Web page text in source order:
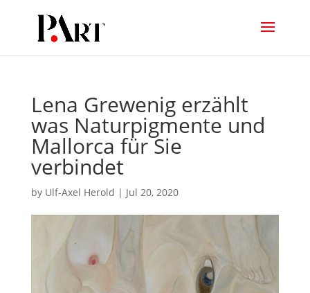
Lena Grewenig erzählt
was Naturpigmente und
Mallorca für Sie
verbindet
by Ulf-Axel Herold | Jul 20, 2020